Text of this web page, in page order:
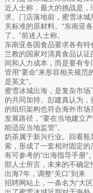
近人士称，最大的挑战是
求。门店落地前，蜜雪冰
关标准的原材料。“东南亚
了。”前述人士称。
东南亚各国食品要求各有
兰教的国家对清真食品认
间和人力成本，而是要有
管用“要命”来形容相关规范
是英文”。
蜜雪冰城出海，是复杂市
的共同加持。彭建真认为
的组织架构也符合海外市
发展路径，“要在当地建立
能适应当地监管”。
奶茶属于新兴行业。回看
索，形成了一套相对固定
有可参考的“出海指导手册
部人士所言，未来的不确定
出海7年，调整“关口”到来
招聘网站上，一条名为“大